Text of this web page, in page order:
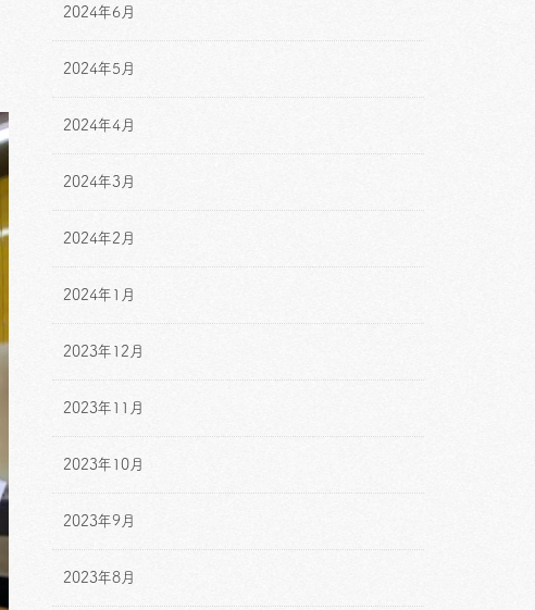
2024年6月
2024年5月
2024年4月
2024年3月
2024年2月
2024年1月
2023年12月
2023年11月
2023年10月
2023年9月
2023年8月